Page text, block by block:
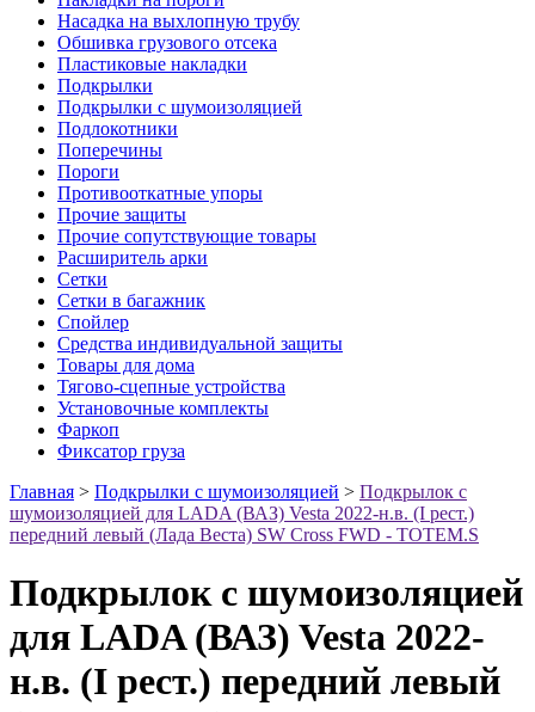
Насадка на выхлопную трубу
Обшивка грузового отсека
Пластиковые накладки
Подкрылки
Подкрылки с шумоизоляцией
Подлокотники
Поперечины
Пороги
Противооткатные упоры
Прочие защиты
Прочие сопутствующие товары
Расширитель арки
Сетки
Сетки в багажник
Спойлер
Средства индивидуальной защиты
Товары для дома
Тягово-сцепные устройства
Установочные комплекты
Фаркоп
Фиксатор груза
Главная > Подкрылки с шумоизоляцией > Подкрылок с
шумоизоляцией для LADA (ВАЗ) Vesta 2022-н.в. (I рест.)
передний левый (Лада Веста) SW Cross FWD - TOTEM.S
Подкрылок с шумоизоляцией
для LADA (ВАЗ) Vesta 2022-
н.в. (I рест.) передний левый